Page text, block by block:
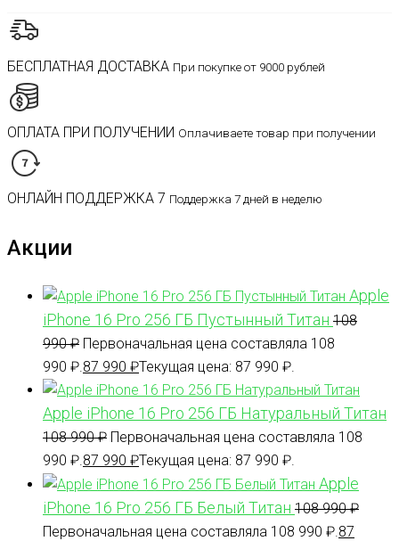
БЕСПЛАТНАЯ ДОСТАВКА При покупке от 9000 рублей
ОПЛАТА ПРИ ПОЛУЧЕНИИ Оплачиваете товар при получении
ОНЛАЙН ПОДДЕРЖКА 7 Поддержка 7 дней в неделю
Акции
Apple
iPhone 16 Pro 256 ГБ Пустынный Титан 108
990₽ Первоначальная цена составляла 108
990 ₽. 87 990 ₽Текущая цена: 87 990 ₽.
Apple iPhone 16 Pro 256 ГБ Натуральный Титан
108 990₽ Первоначальная цена составляла 108
990 ₽. 87 990 ₽Текущая цена: 87 990 ₽.
Apple
iPhone 16 Pro 256 ГБ Белый Титан 108 990₽
Первоначальная цена составляла 108 990 ₽. 87